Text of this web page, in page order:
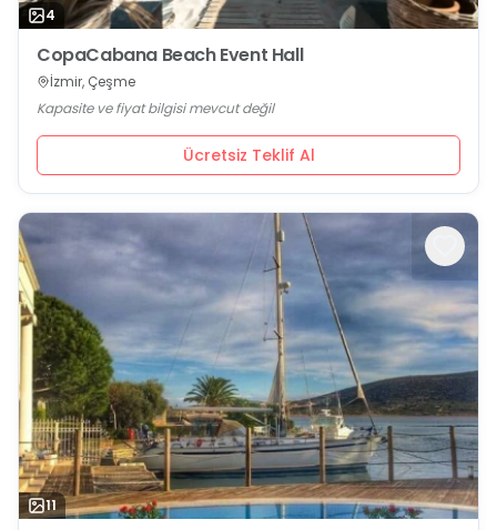
4
CopaCabana Beach Event Hall
İzmir, Çeşme
Kapasite ve fiyat bilgisi mevcut değil
Ücretsiz Teklif Al
11